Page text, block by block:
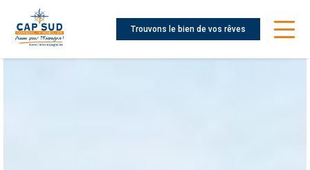
Trouvons le bien de vos rêves